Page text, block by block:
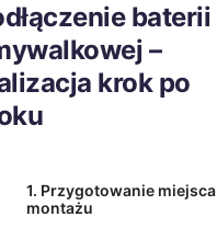
baterii
–
krok po
1. Przygotowanie miejsca
montażu